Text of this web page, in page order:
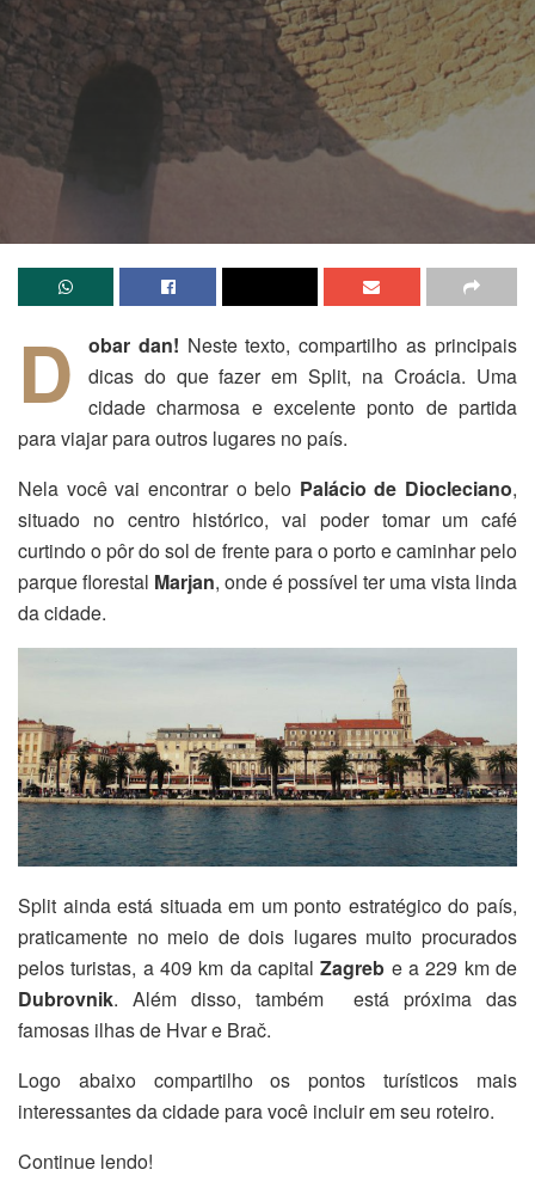
D obar dan! Neste texto, compartilho as principais
dicas do que fazer em Split, na Croácia. Uma
cidade charmosa e excelente ponto de partida
para viajar para outros lugares no país.
Nela você vai encontrar o belo Palácio de Diocleciano,
situado no centro histórico, vai poder tomar um café
curtindo o pôr do sol de frente para o porto e caminhar pelo
parque florestal Marjan, onde é possível ter uma vista linda
da cidade.
Split ainda está situada em um ponto estratégico do país,
praticamente no meio de dois lugares muito procurados
pelos turistas, a 409 km da capitalZagreb e a 229 km de
Dubrovnik. Além disso, também está próxima das
famosas ilhas de Hvar e Brač.
Logo abaixo compartilho os pontos turísticos mais
interessantes da cidade para você incluir em seu roteiro.
Continue lendo!